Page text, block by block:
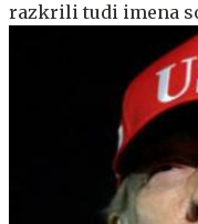
razkrili tudi imena